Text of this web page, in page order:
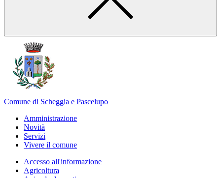
Comune di Scheggia e Pascelupo
Amministrazione
Novità
Servizi
Vivere il comune
Accesso all'informazione
Agricoltura